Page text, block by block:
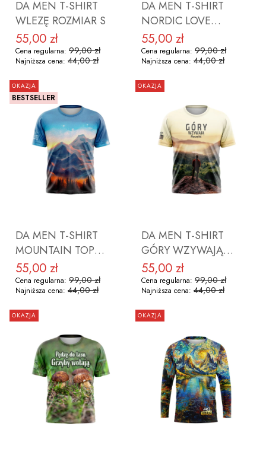
DA MEN T-SHIRT
WLEZĘ ROZMIAR S
Cena promocyjna
55,00 zł
Cena regularna: 99,00 zł
Najniższa cena: 44,00 zł
DO KOSZYKA
DA MEN T-SHIRT
NORDIC LOVE
Cena promocyjna
55,00 zł
Cena regularna: 99,00 zł
Najniższa cena: 44,00 zł
DO KOSZYKA
OKAZJA
BESTSELLER
DA MEN T-SHIRT
MOUNTAIN TOP
Cena promocyjna
55,00 zł
Cena regularna: 99,00 zł
Najniższa cena: 44,00 zł
DO KOSZYKA
OKAZJA
DA MEN T-SHIRT
GÓRY WZYWAJĄ
Cena promocyjna
55,00 zł
Cena regularna: 99,00 zł
Najniższa cena: 44,00 zł
DO KOSZYKA
OKAZJA OKAZJA